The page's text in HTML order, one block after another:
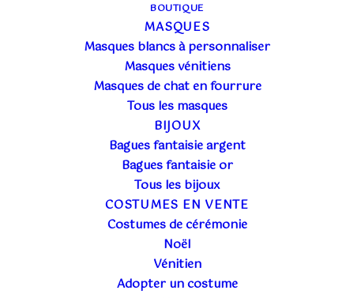
BOUTIQUE
MASQUES
Masques blancs à personnaliser
Masques vénitiens
Masques de chat en fourrure
Tous les masques
BIJOUX
Bagues fantaisie argent
Bagues fantaisie or
Tous les bijoux
COSTUMES EN VENTE
Costumes de cérémonie
Noël
Vénitien
Adopter un costume